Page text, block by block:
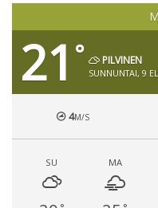
21 ° PILVINEN
SUNNUNTAI, 9
4M/S
SU MA